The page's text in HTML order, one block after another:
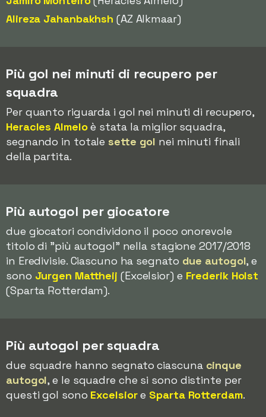
Alireza Jahanbakhsh (AZ Alkmaar)
Più gol nei minuti di recupero per
squadra
Per quanto riguarda i gol nei minuti di recupero,
Heracles Almeloè stata la miglior squadra,
segnando in totalesette gol nei minuti finali
della partita.
Più autogol per giocatore
due giocatori condividono il poco onorevole
titolo di "più autogol" nella stagione 2017/2018
in Eredivisie. Ciascuno ha segnato due autogol, e
sono Jurgen Mattheij (Excelsior) e Frederik Holst
(Sparta Rotterdam).
Più autogol per squadra
due squadre hanno segnato ciascuna cinque
autogol, e le squadre che si sono distinte per
questi gol sono Excelsiore Sparta Rotterdam.